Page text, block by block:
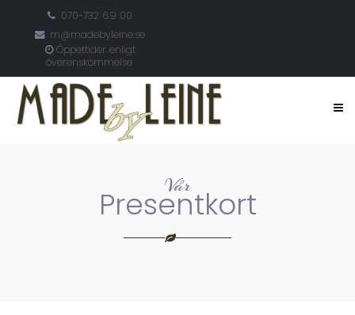
070-732 69 00
m@madebyleine.se
Öppettider enligt
överenskommelse
Vår
Presentkort